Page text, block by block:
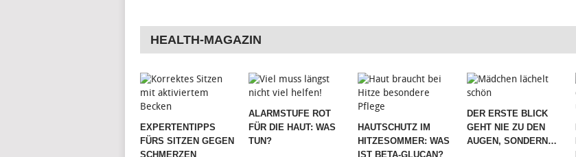
HEALTH-MAGAZIN
EXPERTENTIPPS
FÜRS SITZEN GEGEN
SCHMERZEN
ALARMSTUFE ROT
FÜR DIE HAUT: WAS
TUN?
HAUTSCHUTZ IM
HITZESOMMER: WAS
IST BETA-GLUCAN?
DER ERSTE BLICK
GEHT NIE ZU DEN
AUGEN, SONDERN…